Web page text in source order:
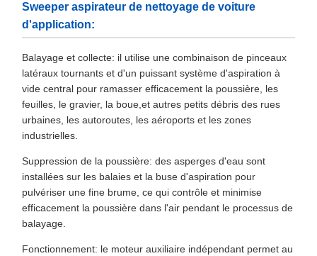
Sweeper aspirateur de nettoyage de voiture
d'application:
Balayage et collecte: il utilise une combinaison de pinceaux
latéraux tournants et d'un puissant système d'aspiration à
vide central pour ramasser efficacement la poussière, les
feuilles, le gravier, la boue,et autres petits débris des rues
urbaines, les autoroutes, les aéroports et les zones
industrielles.
Suppression de la poussière: des asperges d'eau sont
installées sur les balaies et la buse d'aspiration pour
pulvériser une fine brume, ce qui contrôle et minimise
efficacement la poussière dans l'air pendant le processus de
balayage.
Fonctionnement: le moteur auxiliaire indépendant permet au